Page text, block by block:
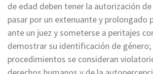
de edad deben tener la autorización
pasar por un extenuante y prolongado
ante un juez y someterse a peritajes
demostrar su identificación de
procedimientos se consideran